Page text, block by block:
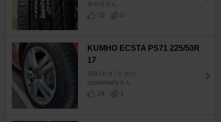
みやＧさん
10
0
KUMHO ECSTA PS71 225/50R
17
159 (セダン) [初代]
cookieharryさん
24
1